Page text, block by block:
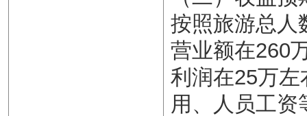
按照旅游总人
营业额在260
利润在25万
用、人员工资